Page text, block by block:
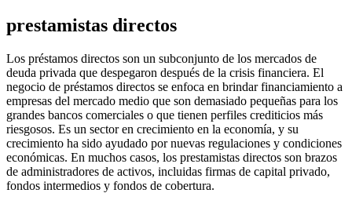
prestamistas directos
Los préstamos directos son un subconjunto de los mercados de
deuda privada que despegaron después de la crisis financiera. El
negocio de préstamos directos se enfoca en brindar financiamiento a
empresas del mercado medio que son demasiado pequeñas para los
grandes bancos comerciales o que tienen perfiles crediticios más
riesgosos. Es un sector en crecimiento en la economía, y su
crecimiento ha sido ayudado por nuevas regulaciones y condiciones
económicas. En muchos casos, los prestamistas directos son brazos
de administradores de activos, incluidas firmas de capital privado,
fondos intermedios y fondos de cobertura.